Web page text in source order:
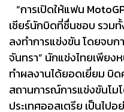
“การเปิดให้แฟน
เชียร์นักบิดที่ชื่นชอบ รวม
ลงทำการแข่งขัน โดยจบ
จันทรา” นักแข่งไทยเพียง
ทำผลงานได้ยอดเยี่ยม บิ
สถานการณ์การแข่งขันโม
ประเทศออสเตรีย เป็นไป